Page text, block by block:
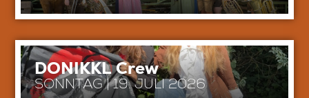
DONIKKL Crew
SONNTAG | 19. JULI 2026